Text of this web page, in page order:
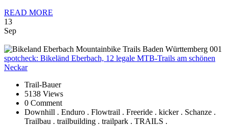
READ MORE
13
Sep
spotcheck: Bikeländ Eberbach, 12 legale MTB-Trails am schönen
Neckar
Trail-Bauer
5138 Views
0 Comment
Downhill . Enduro . Flowtrail . Freeride . kicker . Schanze .
Trailbau . trailbuilding . trailpark . TRAILS .